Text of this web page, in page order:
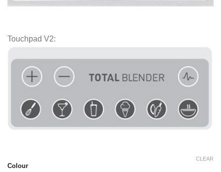
Touchpad V2:
Colour
CLEAR